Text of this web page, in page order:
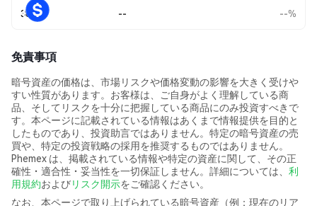
30日 -- --%
免責事項
暗号資産の価格は、市場リスクや価格変動の影響を大きく受けや
すい性質があります。お客様は、ご自身がよく理解している商
品、そしてリスクを十分に把握している商品にのみ投資すべきで
す。本ページに記載されている情報はあくまで情報提供を目的と
したものであり、投資助言ではありません。特定の暗号資産の売
買や、特定の投資戦略の採用を推奨するものではありません。
Phemex は、掲載されている情報や特定の資産に関して、その正
確性・適合性・妥当性を一切保証しません。詳細については、 利
用規約およびリスク開示をご確認ください。
なお、本ページで取り上げられている暗号資産（例：現在のリア